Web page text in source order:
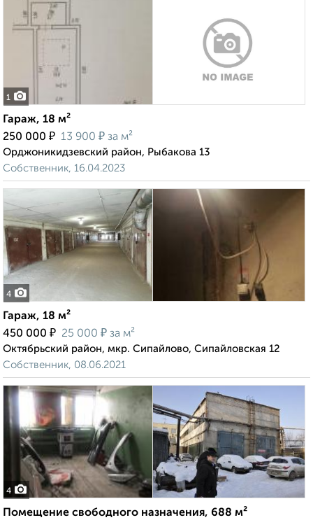
1
Гараж, 18 м²
250 000 ₽ 13 900 ₽ за м²
Орджоникидзевский район, Рыбакова 13
Собственник, 16.04.2023
4
Гараж, 18 м²
450 000 ₽ 25 000 ₽ за м²
Октябрьский район, мкр. Сипайлово, Сипайловская 12
Собственник, 08.06.2021
4
Помещение свободного назначения, 688 м²